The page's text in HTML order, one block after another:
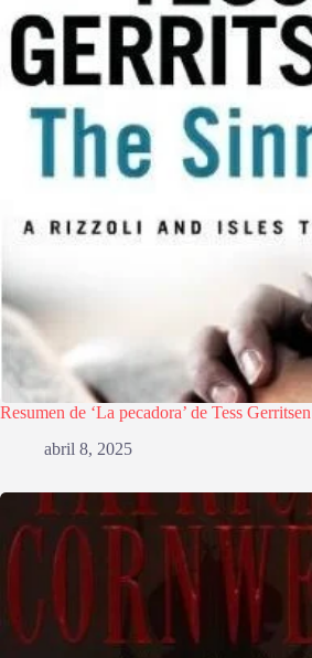
Resumen de ‘La pecadora’ de Tess Gerritsen
abril 8, 2025